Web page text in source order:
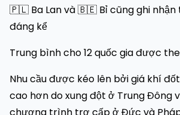
🇵🇱 Ba Lan và 🇧🇪 Bỉ cũng ghi
đáng kể
Trung bình cho 12 quốc gia được
Nhu cầu được kéo lên bởi giá khí
cao hơn do xung đột ở Trung Đông